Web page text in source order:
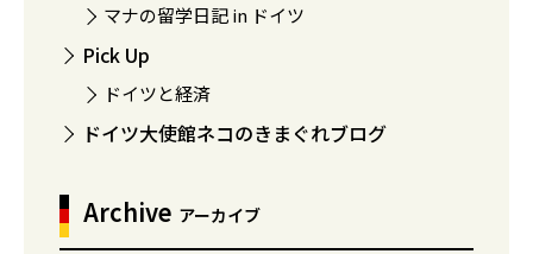
マナの留学日記 in ドイツ
Pick Up
ドイツと経済
ドイツ大使館ネコのきまぐれブログ
Archive アーカイブ